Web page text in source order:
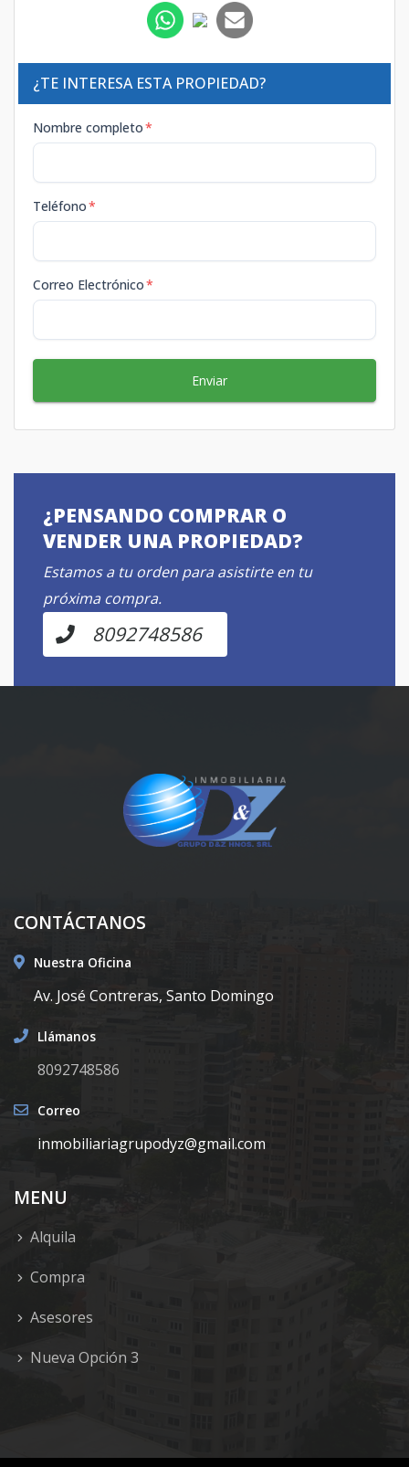
¿TE INTERESA ESTA PROPIEDAD?
Nombre completo*
Teléfono*
Correo Electrónico*
Enviar
¿PENSANDO COMPRAR O
VENDER UNA PROPIEDAD?
Estamos a tu orden para asistirte en tu
próxima compra.
8092748586
CONTÁCTANOS
Nuestra Oficina
Av. José Contreras, Santo Domingo
Llámanos
8092748586
Correo
inmobiliariagrupodyz@gmail.com
MENU
Alquila
Compra
Asesores
Nueva Opción 3